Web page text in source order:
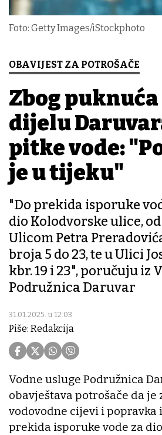
Foto: Getty Images/iStockphoto
OBAVIJEST ZA POTROŠAČE
Zbog
dijelu
pitke vode:
je u tijeku"
"Do prekida isporuke
dio Kolodvorske ulice,
Ulicom Petra
broja 5 do 23, te u Ulici
kbr. 19 i 23", poručuju iz
Podružnica Daruvar
31.01.2025. u 12:03
Piše: Redakcija
Vodne usluge Podružnica
obavještava potrošače da je
vodovodne cijevi i popravka
prekida isporuke vode za